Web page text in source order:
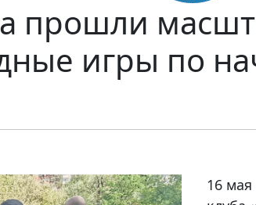
прошли
игры по
16